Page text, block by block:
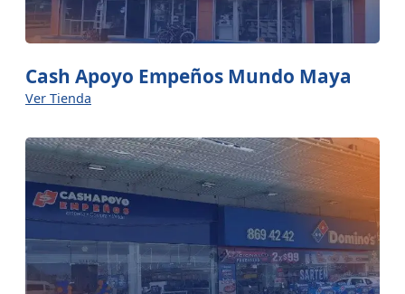
Cash Apoyo Empeños Mundo Maya
Ver Tienda